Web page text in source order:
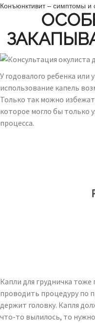
Конъюнктивит – симптомы и
У годовалого ребенка или
использование капель
Только так можно
которое могло бы только
процесса.
Капли для грудничка
проводить процедуру по
держит головку. Капля
что-то вылилось, то